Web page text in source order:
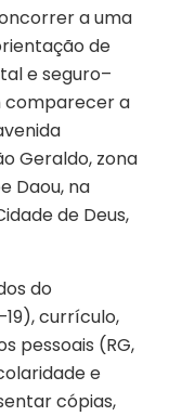
a uma
de
e seguro–
comparecer a
Geraldo, zona
Daou, na
de Deus,
do
currículo,
pessoais (RG,
e
cópias,